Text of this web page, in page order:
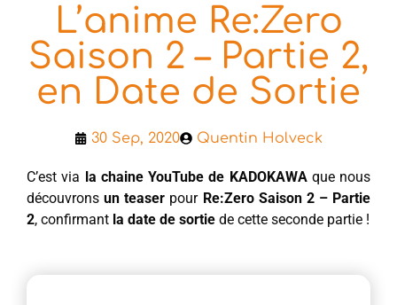
L’anime Re:Zero
Saison 2 – Partie 2,
en Date de Sortie
30 Sep, 2020 Quentin Holveck
C’est via la chaine YouTube de KADOKAWAque nous
découvronsun teaser pour Re:Zero Saison 2 – Partie
2, confirmant la date de sortie de cette seconde partie !